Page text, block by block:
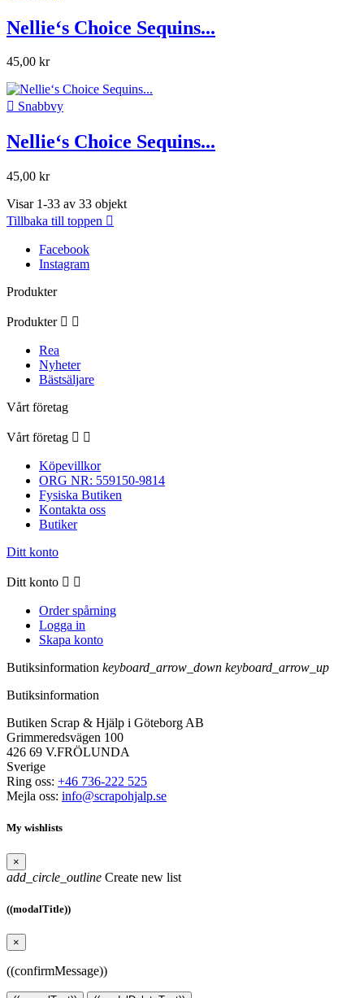
Nellie‘s Choice Sequins...
45,00 kr
 Snabbvy
Nellie‘s Choice Sequins...
45,00 kr
Visar 1-33 av 33 objekt
Tillbaka till toppen 
Facebook
Instagram
Produkter
Produkter  
Rea
Nyheter
Bästsäljare
Vårt företag
Vårt företag  
Köpevillkor
ORG NR: 559150-9814
Fysiska Butiken
Kontakta oss
Butiker
Ditt konto
Ditt konto  
Order spårning
Logga in
Skapa konto
Butiksinformation keyboard_arrow_down keyboard_arrow_up
Butiksinformation
Butiken Scrap & Hjälp i Göteborg AB
Grimmeredsvägen 100
426 69 V.FRÖLUNDA
Sverige
Ring oss: +46 736-222 525
Mejla oss: info@scrapohjalp.se
My wishlists
×
add_circle_outline Create new list
((modalTitle))
×
((confirmMessage))